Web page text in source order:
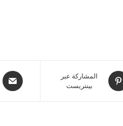
المشاركة عبر
بينتريست